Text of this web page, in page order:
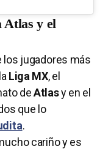
Atlas y el
los jugadores más
Liga MX, el
deAtlasy en el
que lo
.
cariño y es